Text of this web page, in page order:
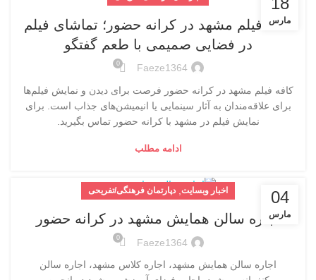
مارس
کافه فیلم مشهد در کرانه حضور؛ تماشای فیلم
در فضایی صمیمی با طعم گفتگو
Faeze1364
0
کافه فیلم مشهد در کرانه حضور فرصت برای دیدن و نمایش فیلم‌ها
برای علاقه‌مندان به آثار سینمایی یا انیمیشن‌های جذاب است. برای
نمایش فیلم در مشهد با کرانه حضور تماس بگیرید.
ادامه مطلب
04
مارس
اخبار وبسایت دپارتمان فرهنگی/تفریحی
اجاره سالن همایش مشهد در کرانه حضور
Faeze1364
0
اجاره سالن همایش مشهد، اجاره کلاس مشهد، اجاره سالن